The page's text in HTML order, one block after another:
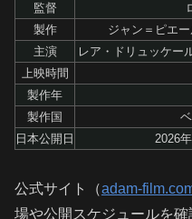
監督
製作
ジャン＝ピエ
主演
レア・ドリュッケー
上映時間
製作年
製作国
日本公開日
2026
公式サイト（adam-
場や公開スケジュールを確